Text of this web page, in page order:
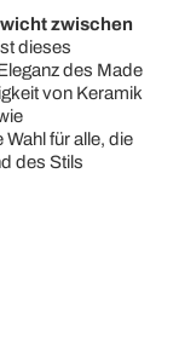
zwischen
dieses
des Made
von Keramik
für alle, die
des Stils